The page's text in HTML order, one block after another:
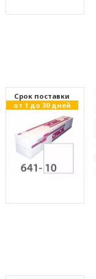
Cрок поставки
от 1 до 30 дней